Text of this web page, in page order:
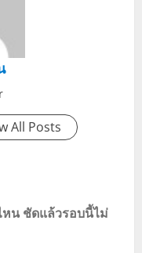
All Posts
หน ชัดแล้วรอบนี้ไม่